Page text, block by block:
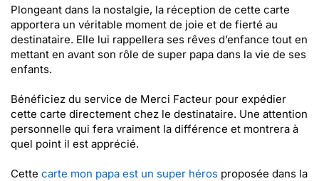
Plongeant dans la nostalgie, la réception de cette carte
apportera un véritable moment de joie et de fierté au
destinataire. Elle lui rappellera ses rêves d’enfance tout en
mettant en avant son rôle de super papa dans la vie de ses
enfants.
Bénéficiez du service de Merci Facteur pour expédier
cette carte directement chez le destinataire. Une attention
personnelle qui fera vraiment la différence et montrera à
quel point il est apprécié.
Cette carte mon papa est un super héros proposée dans la